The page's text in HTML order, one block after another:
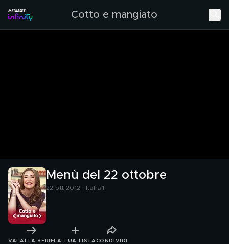
Cotto e mangiato
Menù del 22 ottobre
22 ott 2012 | Italia 1
VAI ALLA SERIE LA TUA LISTA CONDIVIDI